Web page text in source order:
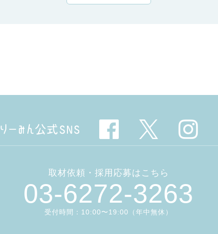
取材依頼・採用応募はこちら
03-6272-3263
受付時間：10:00〜19:00（年中無休）